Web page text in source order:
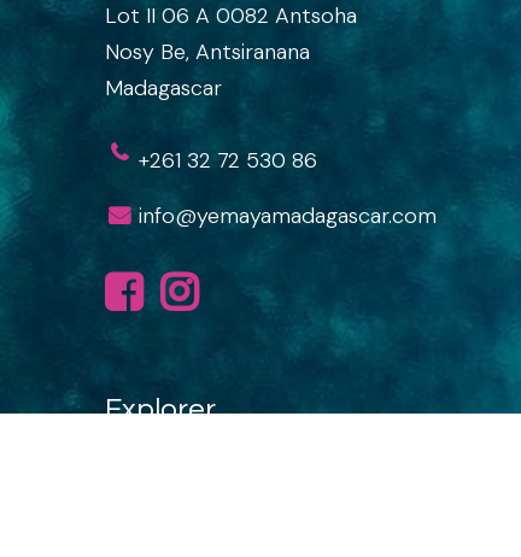
Lot II 06 A 0082 Antsoha
Nosy Be, Antsiranana
Madagascar
+261 32 72 530 86
info@yemayamadagascar.com
Explorer